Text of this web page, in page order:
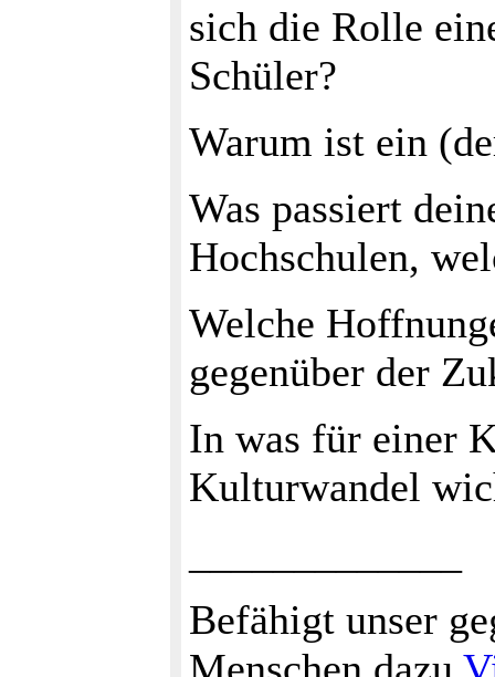
sich die Rolle
Schüler?
Warum ist ein
Was passiert
Hochschulen,
Welche
gegenüber der
In was für einer
Kulturwandel
Befähigt unser